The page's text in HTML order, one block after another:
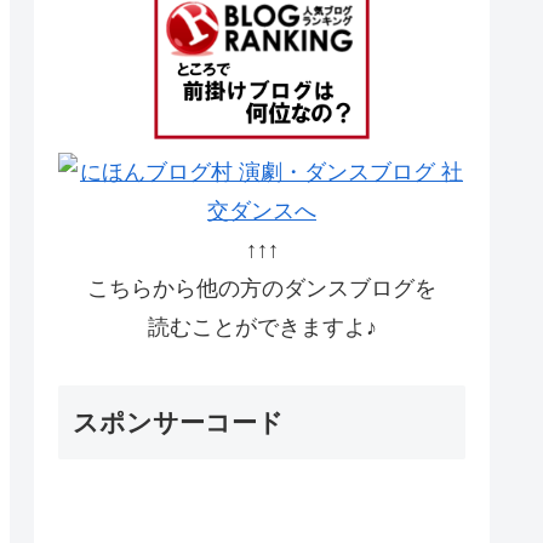
↑↑↑
こちらから他の方のダンスブログを
読むことができますよ♪
スポンサーコード